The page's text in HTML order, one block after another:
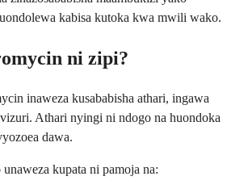
kabisa kutoka kwa mwili wako.
ni zipi?
inaweza kusababisha athari, ingawa
Athari nyingi ni ndogo na huondoka
dawa.
kupata ni pamoja na: